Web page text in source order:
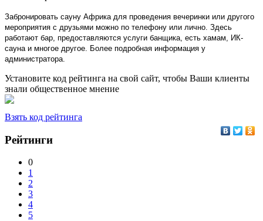
Забронировать сауну Африка для проведения вечеринки или другого
мероприятия с друзьями можно по телефону или лично. Здесь
работают бар, предоставляются услуги банщика, есть хамам, ИК-
сауна и многое другое. Более подробная информация у
администратора.
Установите код рейтинга на свой сайт, чтобы Ваши клиенты
знали общественное мнение
Взять код рейтинга
Рейтинги
0
1
2
3
4
5